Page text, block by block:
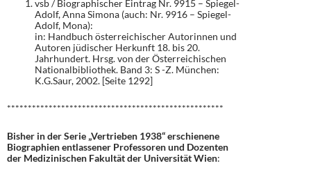
vsb / Biographischer Eintrag Nr. 9915 – Spiegel-
Adolf, Anna Simona (auch: Nr. 9916 – Spiegel-
Adolf, Mona):
in: Handbuch österreichischer Autorinnen und
Autoren jüdischer Herkunft 18. bis 20.
Jahrhundert. Hrsg. von der Österreichischen
Nationalbibliothek. Band 3: S -Z. München:
K.G.Saur, 2002. [Seite 1292]
****************************************************
Bisher in der Serie „Vertrieben 1938“ erschienene
Biographien entlassener Professoren und Dozenten
der Medizinischen Fakultät der Universität Wien: